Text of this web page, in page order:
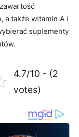
a także witamin A i
suplementy
4.7/10 - (2
votes)